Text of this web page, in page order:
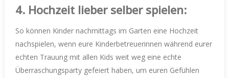
4. Hochzeit lieber selber spielen:
So können Kinder nachmittags im Garten eine Hochzeit
nachspielen, wenn eure Kinderbetreuerinnen während eurer
echten Trauung mit allen Kids weit weg eine echte
Überraschungsparty gefeiert haben, um euren Gefühlen